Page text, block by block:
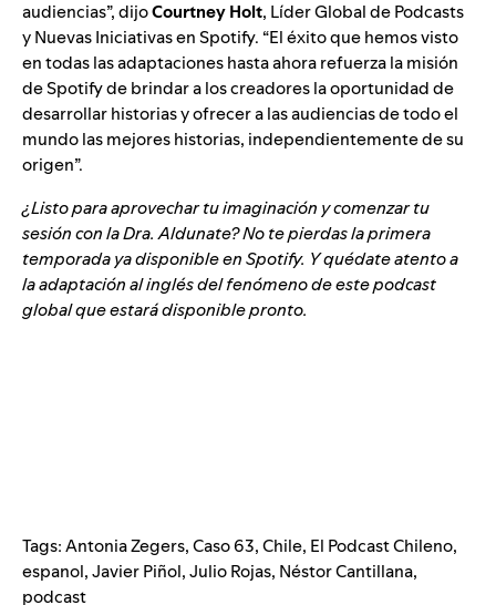
audiencias”, dijoCourtney Holt, Líder Global de Podcasts
y Nuevas Iniciativas en Spotify. “El éxito que hemos visto
en todas las adaptaciones hasta ahora refuerza la misión
de Spotify de brindar a los creadores la oportunidad de
desarrollar historias y ofrecer a las audiencias de todo el
mundo las mejores historias, independientemente de su
origen”.
¿Listo para aprovechar tu imaginación y comenzar tu
sesión con la Dra. Aldunate? No te pierdas la primera
temporada ya disponible en Spotify. Y quédate atento a
la adaptación al inglés del fenómeno de este podcast
global que estará disponible pronto.
Tags:Antonia Zegers,Caso 63,Chile, El Podcast Chileno,
espanol,Javier Piñol,Julio Rojas, Néstor Cantillana,
podcast